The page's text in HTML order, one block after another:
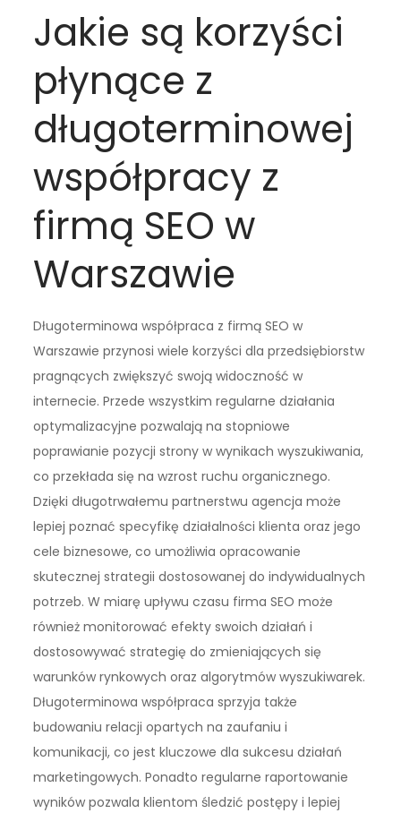
Jakie są korzyści
płynące z
długoterminowej
współpracy z
firmą SEO w
Warszawie
Długoterminowa współpraca z firmą SEO w
Warszawie przynosi wiele korzyści dla przedsiębiorstw
pragnących zwiększyć swoją widoczność w
internecie. Przede wszystkim regularne działania
optymalizacyjne pozwalają na stopniowe
poprawianie pozycji strony w wynikach wyszukiwania,
co przekłada się na wzrost ruchu organicznego.
Dzięki długotrwałemu partnerstwu agencja może
lepiej poznać specyfikę działalności klienta oraz jego
cele biznesowe, co umożliwia opracowanie
skutecznej strategii dostosowanej do indywidualnych
potrzeb. W miarę upływu czasu firma SEO może
również monitorować efekty swoich działań i
dostosowywać strategię do zmieniających się
warunków rynkowych oraz algorytmów wyszukiwarek.
Długoterminowa współpraca sprzyja także
budowaniu relacji opartych na zaufaniu i
komunikacji, co jest kluczowe dla sukcesu działań
marketingowych. Ponadto regularne raportowanie
wyników pozwala klientom śledzić postępy i lepiej